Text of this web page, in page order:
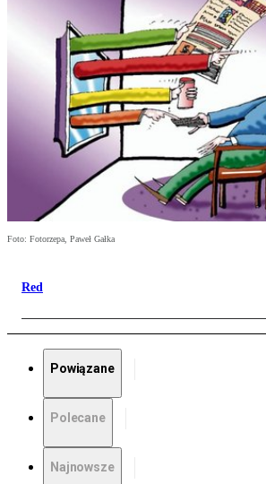
Foto: Fotorzepa, Paweł Gałka
Red
Powiązane
Polecane
Najnowsze